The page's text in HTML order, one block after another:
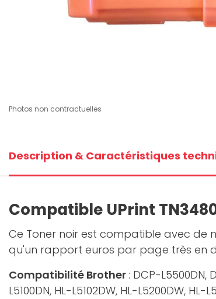
Photos non contractuelles
Description & Caractéristiques
Compatible UPrint
Ce Toner noir est compatible avec de
qu'un rapport euros par page très en
Compatibilité Brother : DCP-L5500DN,
L5100DN, HL-L5102DW, HL-L5200DW,